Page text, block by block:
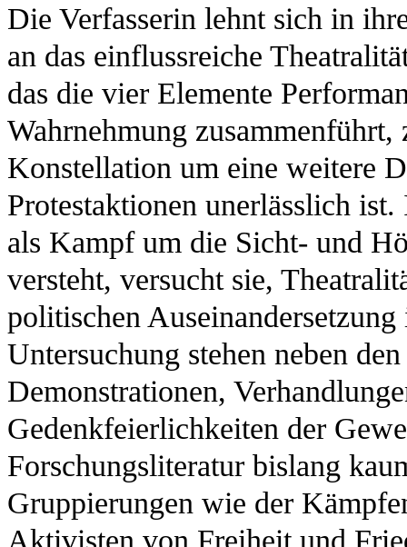
Die Verfasserin lehnt sich in
an das einflussreiche
das die vier Elemente
Wahrnehmung zusammenführt,
Konstellation um eine weitere
Protestaktionen unerlässlich
als Kampf um die Sicht- und
versteht, versucht sie,
politischen
Untersuchung stehen neben
Demonstrationen,
Gedenkfeierlichkeiten der
Forschungsliteratur bislang
Gruppierungen wie der
Aktivisten von Freiheit und